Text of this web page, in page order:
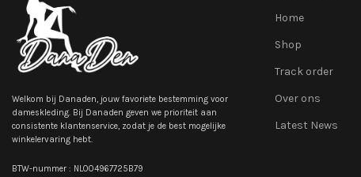
Welkom bij Danaden, jouw favoriete bestemming voor
dameskleding. Bij Danaden geven we prioriteit aan
consistente klantenservice, zodat je de best mogelijke
winkelervaring hebt.
BTW-nummer : NL004967725B79
Home
Shop
Track order
Over ons
Latest News